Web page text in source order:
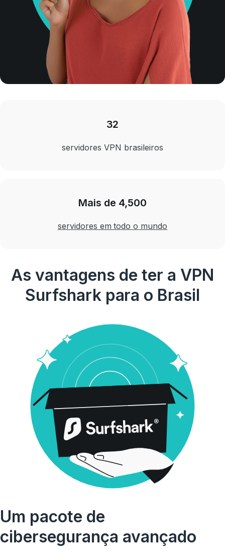
32
servidores VPN brasileiros
Mais de 4,500
servidores em todo o mundo
As vantagens de ter a VPN
Surfshark para o Brasil
Um pacote de
cibersegurança avançado